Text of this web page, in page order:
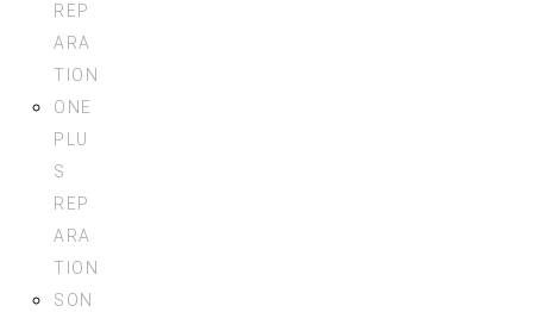
REP
ARA
TION
ONE
PLU
S
REP
ARA
TION
SON